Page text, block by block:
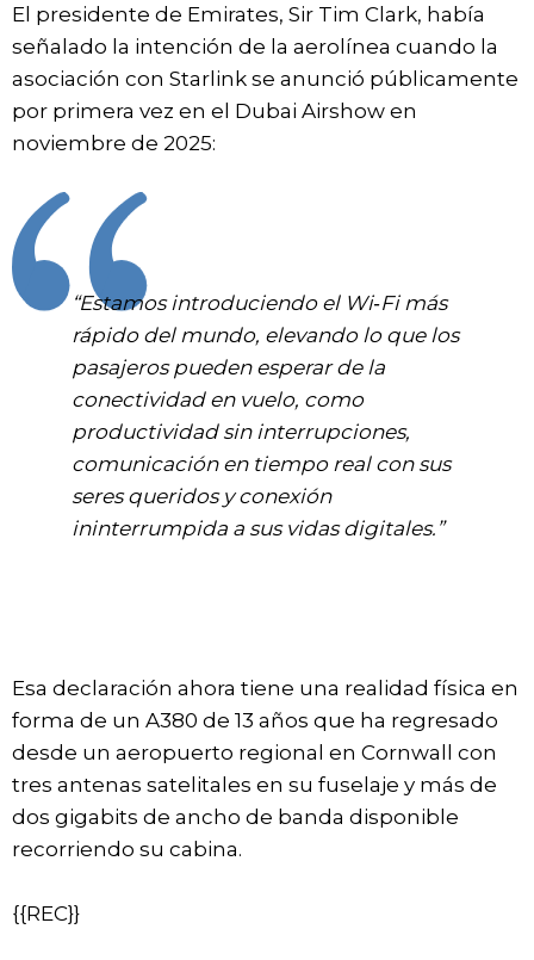
El presidente de Emirates, Sir Tim Clark, había
señalado la intención de la aerolínea cuando la
asociación con Starlink se anunció públicamente
por primera vez en el Dubai Airshow en
noviembre de 2025:
“Estamos introduciendo el Wi‑Fi más
rápido del mundo, elevando lo que los
pasajeros pueden esperar de la
conectividad en vuelo, como
productividad sin interrupciones,
comunicación en tiempo real con sus
seres queridos y conexión
ininterrumpida a sus vidas digitales.”
Esa declaración ahora tiene una realidad física en
forma de un A380 de 13 años que ha regresado
desde un aeropuerto regional en Cornwall con
tres antenas satelitales en su fuselaje y más de
dos gigabits de ancho de banda disponible
recorriendo su cabina.
{{REC}}